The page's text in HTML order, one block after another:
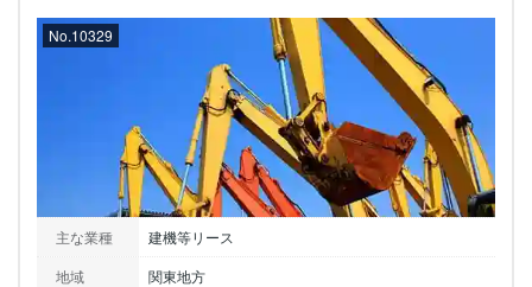
No.10329
主な業種
建機等リース
地域
関東地方